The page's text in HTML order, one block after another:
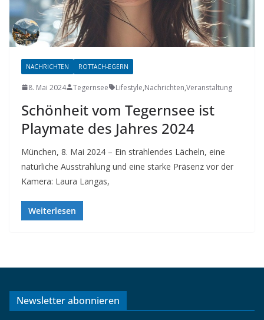
NACHRICHTEN ROTTACH-EGERN
8. Mai 2024 Tegernsee Lifestyle,Nachrichten,Veranstaltung
Schönheit vom Tegernsee ist
Playmate des Jahres 2024
München, 8. Mai 2024 – Ein strahlendes Lächeln, eine
natürliche Ausstrahlung und eine starke Präsenz vor der
Kamera: Laura Langas,
Weiterlesen
Newsletter abonnieren